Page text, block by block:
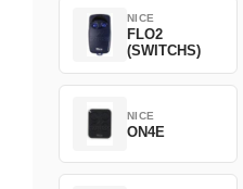
NICE
FLO2
(SWITCHS)
NICE
ON4E